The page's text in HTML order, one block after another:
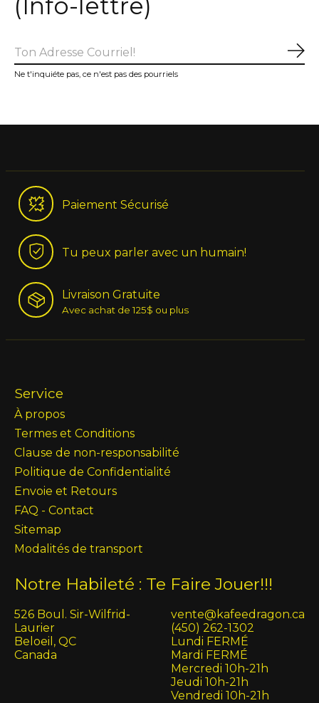
(Info-lettre)
Ne t'inquiéte pas, ce n'est pas des pourriels
Paiement Sécurisé
Tu peux parler avec un humain!
Livraison Gratuite
Avec achat de 125$ ou plus
Service
À propos
Termes et Conditions
Clause de non-responsabilité
Politique de Confidentialité
Envoie et Retours
FAQ - Contact
Sitemap
Modalités de transport
Notre Habileté : Te Faire Jouer!!!
526 Boul. Sir-Wilfrid-
Laurier
Beloeil, QC
Canada
vente@kafeedragon.ca
(450) 262-1302
Lundi FERMÉ
Mardi FERMÉ
Mercredi 10h-21h
Jeudi 10h-21h
Vendredi 10h-21h